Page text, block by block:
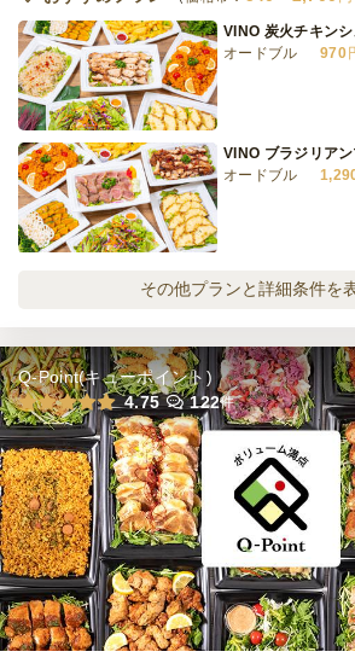
締切 3日前12時
最低ご注文金額 15,000円
VINO 炭火チキン
オードブル
970
VINO ブラジリア
オードブル
オードブル
VINO デラックス
オードブル
VINO シンプルプ
オードブル
540
VINO ローストビ
その他プランと詳細条件を
Q-Point(キューポイント)
4.75
122件